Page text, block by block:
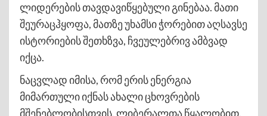
ლიდერების თავდავიწყებული გინებაა. მათი
შეურაცჰყოფა, მათზე უხამსი ჭორებით აღსავსე
ისტორიების შეთხზვა, ჩვეულებრივ ამბვად
იქცა.
ნაცვლად იმისა, რომ ერის ენერგია
მიმართული იქნას ახალი ცხოვრების
მშენებლობისთვის, ლიბერალთა წყალობით,